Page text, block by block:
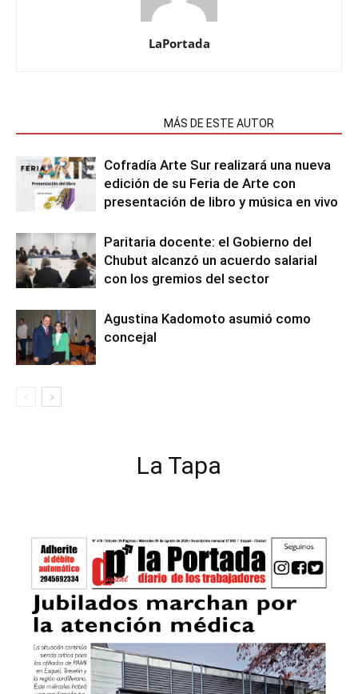
LaPortada
MÁS DE ESTE AUTOR
Cofradía Arte Sur realizará una nueva
edición de su Feria de Arte con
presentación de libro y música en vivo
Paritaria docente: el Gobierno del
Chubut alcanzó un acuerdo salarial
con los gremios del sector
Agustina Kadomoto asumió como
concejal
La Tapa